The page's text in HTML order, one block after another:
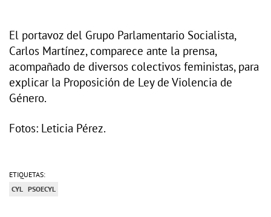
El portavoz del Grupo Parlamentario Socialista,
Carlos Martínez, comparece ante la prensa,
acompañado de diversos colectivos feministas, para
explicar la Proposición de Ley de Violencia de
Género.
Fotos: Leticia Pérez.
ETIQUETAS:
CYL PSOECYL